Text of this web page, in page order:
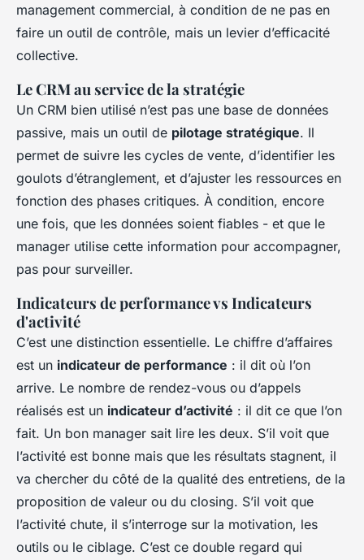
management commercial, à condition de ne pas en
faire un outil de contrôle, mais un levier d’efficacité
collective.
Le CRM au service de la stratégie
Un CRM bien utilisé n’est pas une base de données
passive, mais un outil de pilotage stratégique. Il
permet de suivre les cycles de vente, d’identifier les
goulots d’étranglement, et d’ajuster les ressources en
fonction des phases critiques. À condition, encore
une fois, que les données soient fiables - et que le
manager utilise cette information pour accompagner,
pas pour surveiller.
Indicateurs de performance vs Indicateurs
d'activité
C’est une distinction essentielle. Le chiffre d’affaires
est un indicateur de performance : il dit où l’on
arrive. Le nombre de rendez-vous ou d’appels
réalisés est un indicateur d’activité : il dit ce que l’on
fait. Un bon manager sait lire les deux. S’il voit que
l’activité est bonne mais que les résultats stagnent, il
va chercher du côté de la qualité des entretiens, de la
proposition de valeur ou du closing. S’il voit que
l’activité chute, il s’interroge sur la motivation, les
outils ou le ciblage. C’est ce double regard qui